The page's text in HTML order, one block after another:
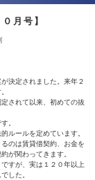
月号】
決定されました。来年２
されて以来、初めての抜
。
ルールを定めています。
のは賃貸借契約、お金を
が関わってきます。
すが、実は１２０年以上
した。